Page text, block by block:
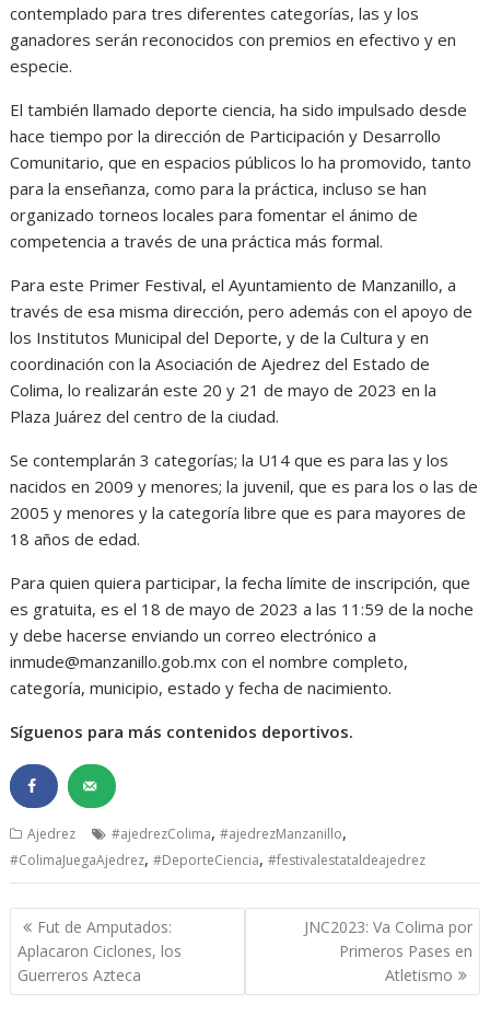
contemplado para tres diferentes categorías, las y los
ganadores serán reconocidos con premios en efectivo y en
especie.
El también llamado deporte ciencia, ha sido impulsado desde
hace tiempo por la dirección de Participación y Desarrollo
Comunitario, que en espacios públicos lo ha promovido, tanto
para la enseñanza, como para la práctica, incluso se han
organizado torneos locales para fomentar el ánimo de
competencia a través de una práctica más formal.
Para este Primer Festival, el Ayuntamiento de Manzanillo, a
través de esa misma dirección, pero además con el apoyo de
los Institutos Municipal del Deporte, y de la Cultura y en
coordinación con la Asociación de Ajedrez del Estado de
Colima, lo realizarán este 20 y 21 de mayo de 2023 en la
Plaza Juárez del centro de la ciudad.
Se contemplarán 3 categorías; la U14 que es para las y los
nacidos en 2009 y menores; la juvenil, que es para los o las de
2005 y menores y la categoría libre que es para mayores de
18 años de edad.
Para quien quiera participar, la fecha límite de inscripción, que
es gratuita, es el 18 de mayo de 2023 a las 11:59 de la noche
y debe hacerse enviando un correo electrónico a
inmude@manzanillo.gob.mx con el nombre completo,
categoría, municipio, estado y fecha de nacimiento.
Síguenos para más contenidos deportivos.
Ajedrez #ajedrezColima,#ajedrezManzanillo,
#ColimaJuegaAjedrez,#DeporteCiencia,#festivalestataldeajedrez
Navegación
de
entradas
Fut de Amputados:
Aplacaron Ciclones, los
Guerreros Azteca
JNC2023: Va Colima por
Primeros Pases en
Atletismo